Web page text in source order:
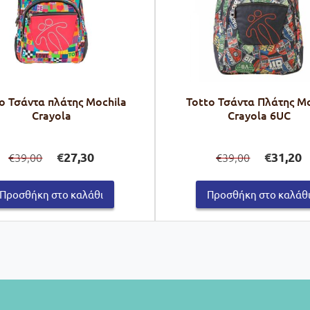
Τσάντα πλάτης Mochila
Crayola
€39,00
price
€39,00.
€27,30τρέχουσα
είναι:
€27,30.
Προσθήκη στο καλάθι
Totto Τσάντα Πλάτης
Crayola 6UC
€39,00
price
€39,00.
€31,20
Προσθήκη στο καλάθι